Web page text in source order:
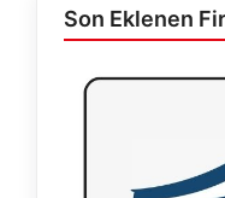
Son Eklenen